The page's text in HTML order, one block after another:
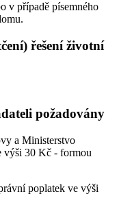
v případě písemného
řešení životní
požadovány
a Ministerstvo
výši 30 Kč - formou
poplatek ve výši